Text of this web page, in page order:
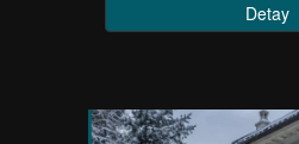
Detay